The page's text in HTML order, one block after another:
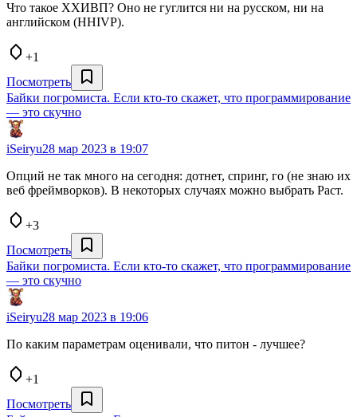
Что такое ХХИВП? Оно не гуглится ни на русском, ни на
английском (HHIVP).
+1
Посмотреть
Байки погромиста. Если кто-то скажет, что программирование
— это скучно
iSeiryu28 мар 2023 в 19:07
Опций не так много на сегодня: дотнет, спринг, го (не знаю их
веб фреймворков). В некоторых случаях можно выбрать Раст.
+3
Посмотреть
Байки погромиста. Если кто-то скажет, что программирование
— это скучно
iSeiryu28 мар 2023 в 19:06
По каким параметрам оценивали, что питон - лучшее?
+1
Посмотреть